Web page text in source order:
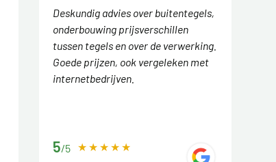
Deskundig advies over buitentegels,
onderbouwing prijsverschillen
tussen tegels en over de verwerking.
Goede prijzen, ook vergeleken met
internetbedrijven.
5/5